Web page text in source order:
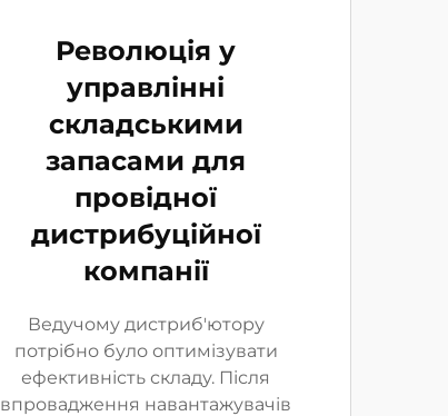
Революція у
управлінні
складськими
запасами для
провідної
дистрибуційної
компанії
Ведучому дистриб'ютору
потрібно було оптимізувати
ефективність складу. Після
впровадження навантажувачів